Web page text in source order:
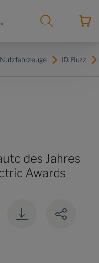
ID. Buzz
des Jahres
Awards